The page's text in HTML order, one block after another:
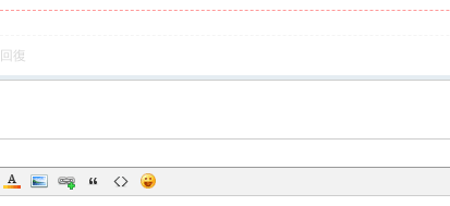
回復